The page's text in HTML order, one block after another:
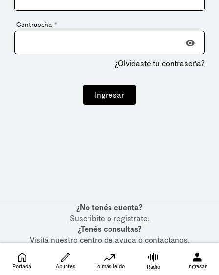
Contraseña *
¿Olvidaste tu contraseña?
Ingresar
¿No tenés cuenta?
Suscribite o registrate.
¿Tenés consultas?
Visitá nuestrocentro de ayudaocontactanos.
Portada Apuntes Lo más leído Radio Ingresar